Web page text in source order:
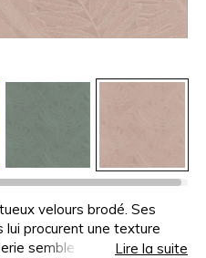
velours brodé. Ses
procurent une texture
semble gravée dans la
Lire la suite